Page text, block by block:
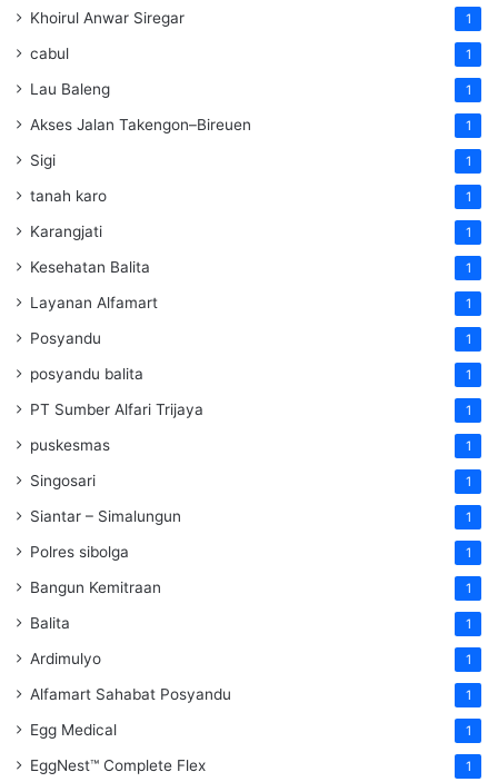
Khoirul Anwar Siregar 1
cabul 1
Lau Baleng 1
Akses Jalan Takengon–Bireuen 1
Sigi 1
tanah karo 1
Karangjati 1
Kesehatan Balita 1
Layanan Alfamart 1
Posyandu 1
posyandu balita 1
PT Sumber Alfari Trijaya 1
puskesmas 1
Singosari 1
Siantar – Simalungun 1
Polres sibolga 1
Bangun Kemitraan 1
Balita 1
Ardimulyo 1
Alfamart Sahabat Posyandu 1
Egg Medical 1
EggNest™ Complete Flex 1